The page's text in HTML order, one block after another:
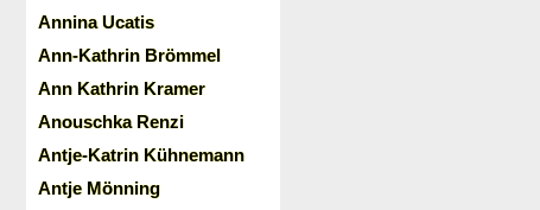
Annina Ucatis
Ann-Kathrin Brömmel
Ann Kathrin Kramer
Anouschka Renzi
Antje-Katrin Kühnemann
Antje Mönning